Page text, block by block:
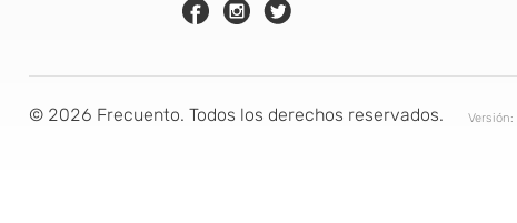
© 2026 Frecuento. Todos los derechos reservados. Versión: